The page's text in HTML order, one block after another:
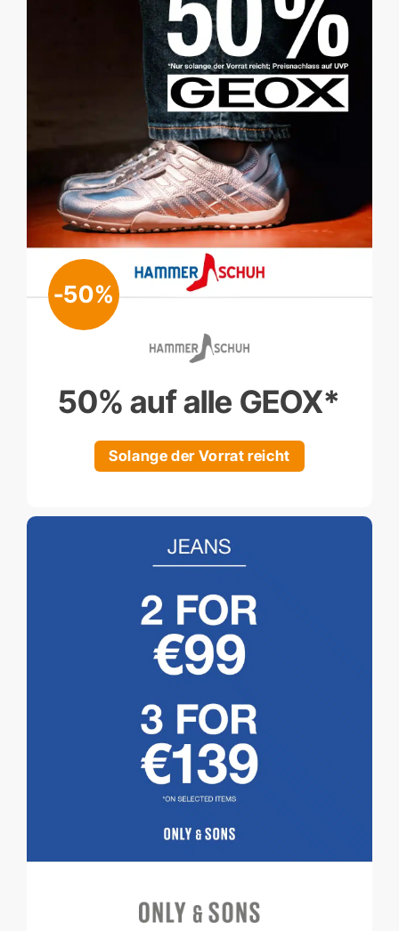
-50%
50% auf alle GEOX*
Solange der Vorrat reicht